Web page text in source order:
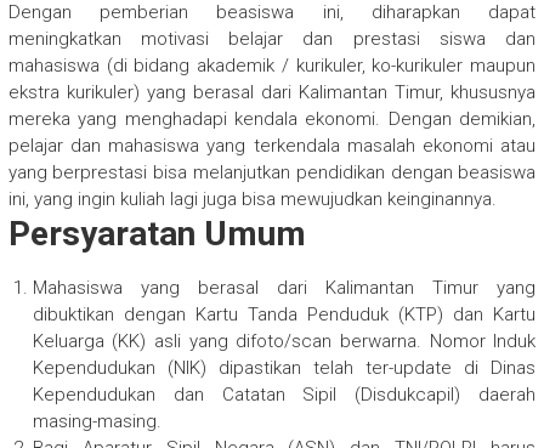
Dengan pemberian beasiswa ini, diharapkan dapat
meningkatkan motivasi belajar dan prestasi siswa dan
mahasiswa (di bidang akademik / kurikuler, ko-kurikuler maupun
ekstra kurikuler) yang berasal dari Kalimantan Timur, khususnya
mereka yang menghadapi kendala ekonomi. Dengan demikian,
pelajar dan mahasiswa yang terkendala masalah ekonomi atau
yang berprestasi bisa melanjutkan pendidikan dengan beasiswa
ini, yang ingin kuliah lagi juga bisa mewujudkan keinginannya.
Persyaratan Umum
Mahasiswa yang berasal dari Kalimantan Timur yang
dibuktikan dengan Kartu Tanda Penduduk (KTP) dan Kartu
Keluarga (KK) asli yang difoto/scan berwarna. Nomor Induk
Kependudukan (NIK) dipastikan telah ter-update di Dinas
Kependudukan dan Catatan Sipil (Disdukcapil) daerah
masing-masing.